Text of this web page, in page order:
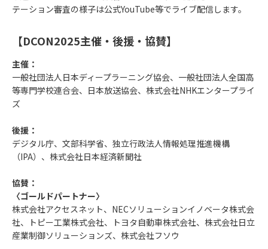
テーション審査の様子は公式YouTube等でライブ配信します。
【DCON2025主催・後援・協賛】
主催：
一般社団法人日本ディープラーニング協会、一般社団法人全国高
等専門学校連合会、日本放送協会、株式会社NHKエンタープライ
ズ
後援：
デジタル庁、文部科学省、独立行政法人情報処理推進機構
（IPA）、株式会社日本経済新聞社
協賛：
〈ゴールドパートナー〉
株式会社アクセスネット、NECソリューションイノベータ株式会
社、トピー工業株式会社、トヨタ自動車株式会社、株式会社日立
産業制御ソリューションズ、株式会社フソウ